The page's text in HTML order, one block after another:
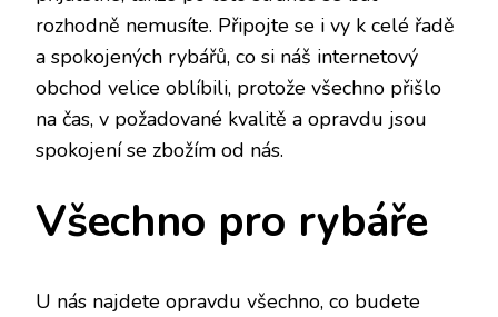
rozhodně nemusíte. Připojte se i vy k celé řadě
a spokojených rybářů, co si náš internetový
obchod velice oblíbili, protože všechno přišlo
na čas, v požadované kvalitě a opravdu jsou
spokojení se zbožím od nás.
Všechno pro rybáře
U nás najdete opravdu všechno, co budete